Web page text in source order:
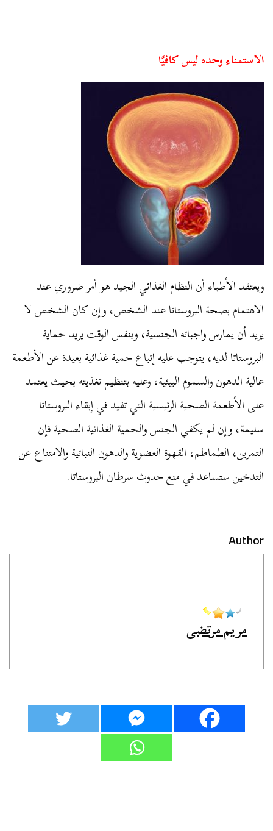
الاستمناء وحده ليس كافيًا
ويعتقد الأطباء أن النظام الغذائي الجيد هو أمر ضروري عند
الاهتمام بصحة البروستاتا عند الشخص، وإن كان الشخص لا
يريد أن يمارس واجباته الجنسية، وبنفس الوقت يريد حماية
البروستاتا لديه، يتوجب عليه إتباع حمية غذائية بعيدة عن الأطعمة
عالية الدهون والسموم البيئية، وعليه بتنظيم تغذيته بحيث يعتمد
على الأطعمة الصحية الرئيسية التي تفيد في إبقاء البروستاتا
سليمة، وإن لم يكفي الجنس والحمية الغذائية الصحية فإن
التمرين، الطماطم، القهوة العضوية والدهون النباتية والامتناع عن
التدخين ستساعد في منع حدوث سرطان البروستاتا.
Author
مريم مرتضى